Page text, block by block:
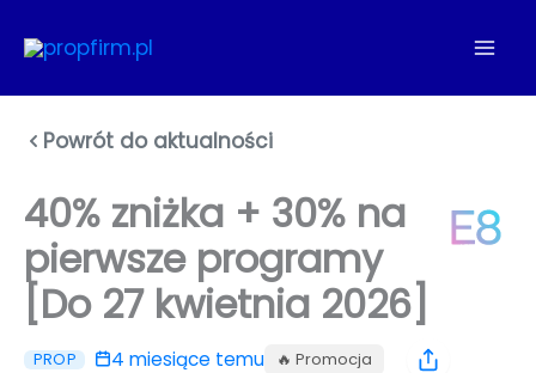
do
Powrót do aktualności
40% zniżka + 30% na
pierwsze programy
[Do 27 kwietnia 2026]
PROP 4 miesiące temu 🔥 Promocja